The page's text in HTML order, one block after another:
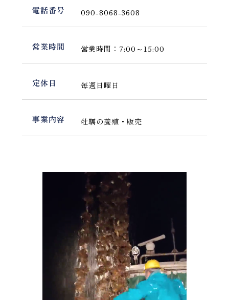
電話番号 090-8068-3608
営業時間 営業時間：7:00～15:00
定休日 毎週日曜日
事業内容 牡蠣の養殖・販売